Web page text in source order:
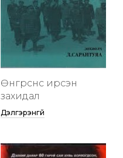
Өнгөрснөөс ирсэн
захидал
Дэлгэрэнгүй